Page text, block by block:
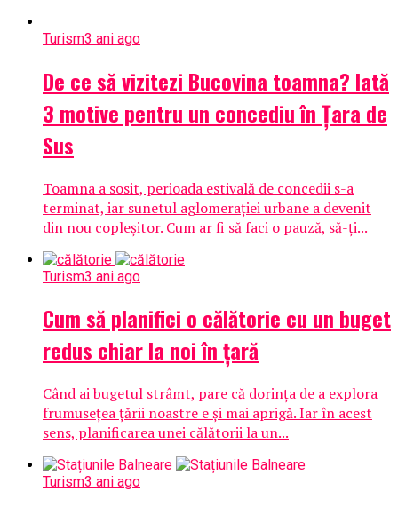
Turism3 ani ago
De ce să vizitezi Bucovina toamna? Iată
3 motive pentru un concediu în Țara de
Sus
Toamna a sosit, perioada estivală de concedii s-a
terminat, iar sunetul aglomerației urbane a devenit
din nou copleșitor. Cum ar fi să faci o pauză, să-ți...
Turism3 ani ago
Cum să planifici o călătorie cu un buget
redus chiar la noi în țară
Când ai bugetul strâmt, pare că dorința de a explora
frumusețea țării noastre e și mai aprigă. Iar în acest
sens, planificarea unei călătorii la un...
Turism3 ani ago